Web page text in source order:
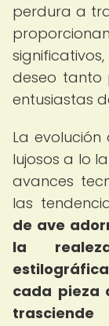
perdura a
deseo tanto
entusiastas
La
lujosos a lo
avances
las
de ave
la
cada pieza